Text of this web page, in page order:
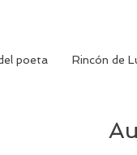
poeta Rincón de